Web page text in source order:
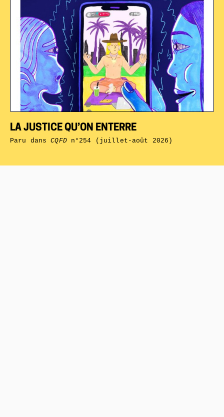
LA JUSTICE QU’ON ENTERRE
Paru dansCQFDn°254 (juillet-août 2026)